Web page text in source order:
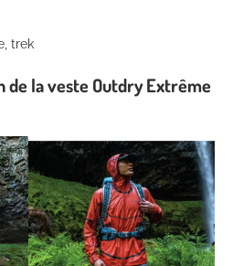
trek
de la veste Outdry Extrême